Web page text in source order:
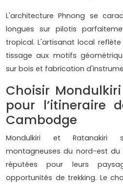
L'architecture Phnong se
longues sur pilotis
tropical. L'artisanat local
tissage aux motifs
sur bois et fabrication
Choisir
pour l’itineraire
Cambodge
Mondulkiri et Ratanakiri
montagneuses du nord-est
réputées pour leurs
opportunités de trekking. Le